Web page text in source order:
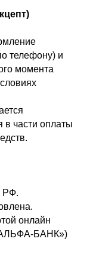
телефону) и
момента
в части оплаты
РФ.
онлайн
БАНК»)